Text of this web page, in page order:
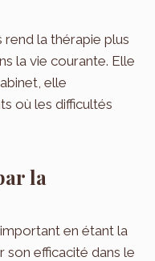
la thérapie plus
la vie courante. Elle
elle
où les difficultés
la
en étant la
efficacité dans le